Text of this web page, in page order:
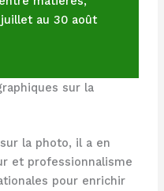
au 30 août
sur la
la photo, il a en
et professionnalisme
pour enrichir